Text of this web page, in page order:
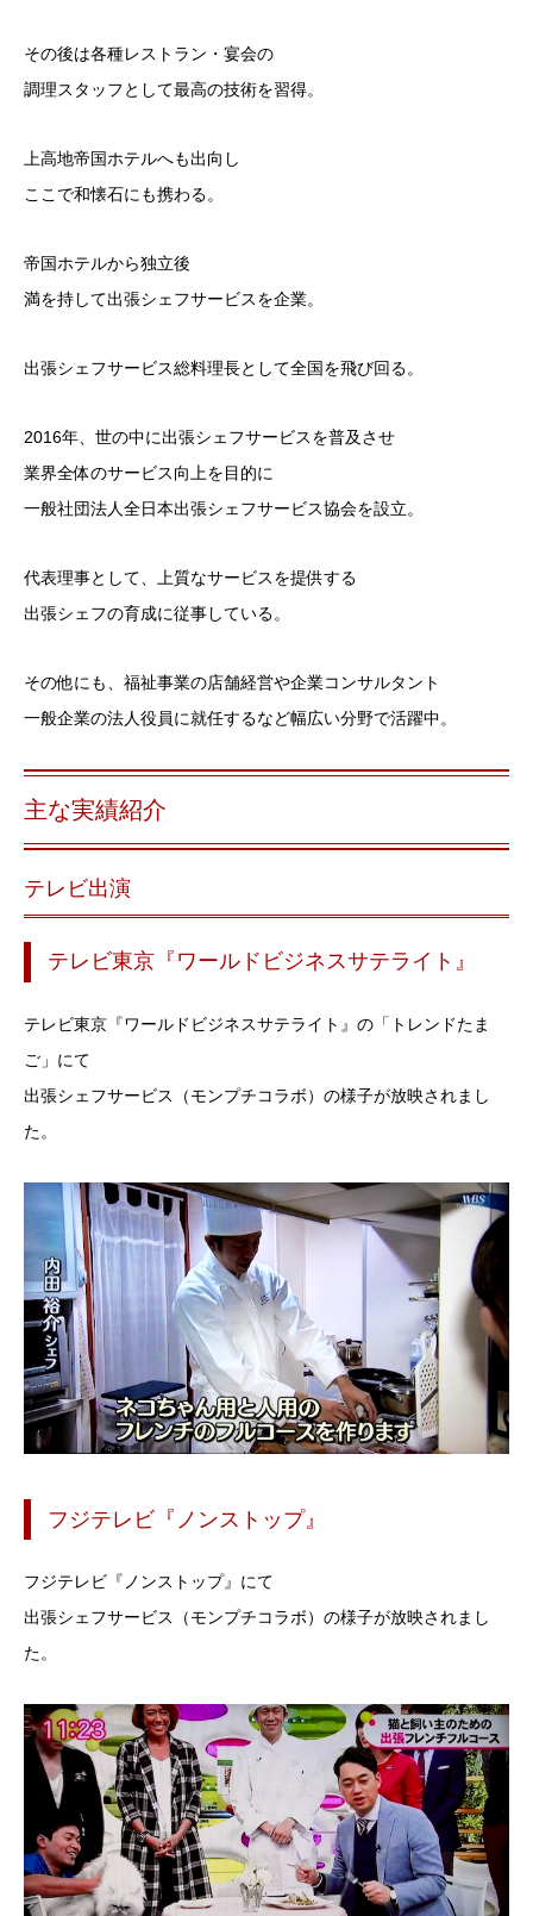
その後は各種レストラン・宴会の
調理スタッフとして最高の技術を習得。
上高地帝国ホテルへも出向し
ここで和懐石にも携わる。
帝国ホテルから独立後
満を持して出張シェフサービスを企業。
出張シェフサービス総料理長として全国を飛び回る。
2016年、世の中に出張シェフサービスを普及させ
業界全体のサービス向上を目的に
一般社団法人全日本出張シェフサービス協会を設立。
代表理事として、上質なサービスを提供する
出張シェフの育成に従事している。
その他にも、福祉事業の店舗経営や企業コンサルタント
一般企業の法人役員に就任するなど幅広い分野で活躍中。
主な実績紹介
テレビ出演
テレビ東京『ワールドビジネスサテライト』
テレビ東京『ワールドビジネスサテライト』の「トレンドたま
ご」にて
出張シェフサービス（モンプチコラボ）の様子が放映されまし
た。
フジテレビ『ノンストップ』
フジテレビ『ノンストップ』にて
出張シェフサービス（モンプチコラボ）の様子が放映されまし
た。